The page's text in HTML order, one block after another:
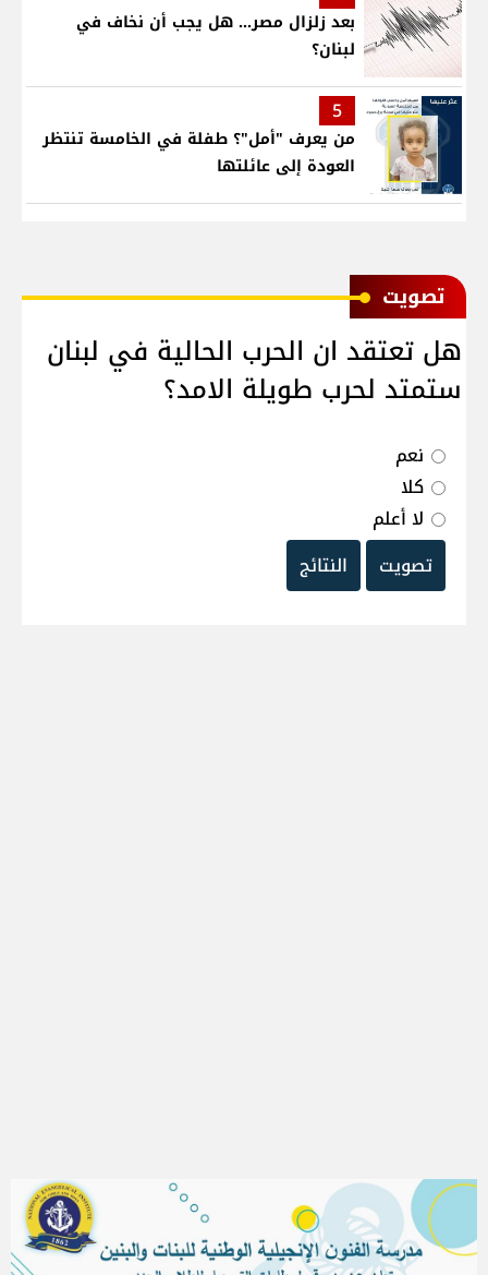
بعد زلزال مصر... هل يجب أن نخاف في
لبنان؟
5
من يعرف "أمل"؟ طفلة في الخامسة تنتظر
العودة إلى عائلتها
ﺗﺼﻮﻳﺖ
هل تعتقد ان الحرب الحالية في لبنان
ستمتد لحرب طويلة الامد؟
نعم
كلا
لا أعلم
تصويت
النتائج